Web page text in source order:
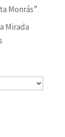
Monrás”
Mirada